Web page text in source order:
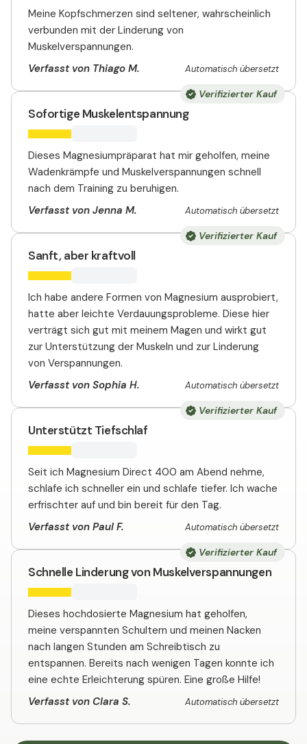
Meine Kopfschmerzen sind seltener, wahrscheinlich
verbunden mit der Linderung von
Muskelverspannungen.
Verfasst von Thiago M.
Automatisch übersetzt
Verifizierter Kauf
Sofortige Muskelentspannung
Dieses Magnesiumpräparat hat mir geholfen, meine
Wadenkrämpfe und Muskelverspannungen schnell
nach dem Training zu beruhigen.
Verfasst von Jenna M.
Automatisch übersetzt
Verifizierter Kauf
Sanft, aber kraftvoll
Ich habe andere Formen von Magnesium ausprobiert,
hatte aber leichte Verdauungsprobleme. Diese hier
verträgt sich gut mit meinem Magen und wirkt gut
zur Unterstützung der Muskeln und zur Linderung
von Verspannungen.
Verfasst von Sophia H.
Automatisch übersetzt
Verifizierter Kauf
Unterstützt Tiefschlaf
Seit ich Magnesium Direct 400 am Abend nehme,
schlafe ich schneller ein und schlafe tiefer. Ich wache
erfrischter auf und bin bereit für den Tag.
Verfasst von Paul F.
Automatisch übersetzt
Verifizierter Kauf
Schnelle Linderung von Muskelverspannungen
Dieses hochdosierte Magnesium hat geholfen,
meine verspannten Schultern und meinen Nacken
nach langen Stunden am Schreibtisch zu
entspannen. Bereits nach wenigen Tagen konnte ich
eine echte Erleichterung spüren. Eine große Hilfe!
Verfasst von Clara S.
Automatisch übersetzt